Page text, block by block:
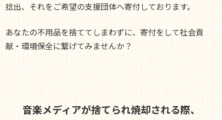
捻出、それをご希望の支援団体へ寄付しております。
あなたの不用品を捨ててしまわずに、寄付をして社会貢
献・環境保全に繋げてみませんか？
音楽メディアが捨てられ焼却される際、